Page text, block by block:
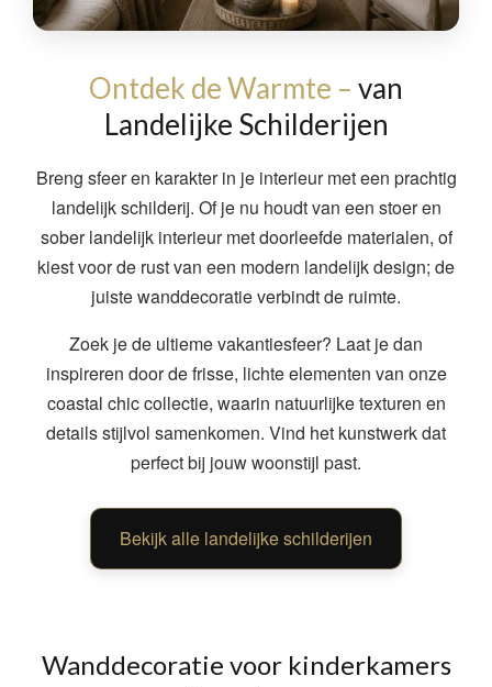
Ontdek de Warmte – van
Landelijke Schilderijen
Breng sfeer en karakter in je interieur met een prachtig
landelijk schilderij. Of je nu houdt van een stoer en
sober landelijk interieur met doorleefde materialen, of
kiest voor de rust van een modern landelijk design; de
juiste wanddecoratie verbindt de ruimte.
Zoek je de ultieme vakantiesfeer? Laat je dan
inspireren door de frisse, lichte elementen van onze
coastal chic collectie, waarin natuurlijke texturen en
details stijlvol samenkomen. Vind het kunstwerk dat
perfect bij jouw woonstijl past.
Bekijk alle landelijke schilderijen
Wanddecoratie voor kinderkamers